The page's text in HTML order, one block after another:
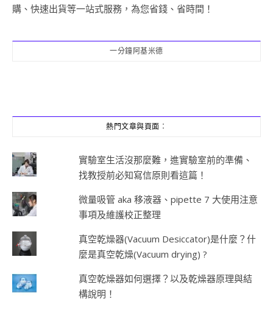
購、快速出貨等一站式服務，為您省錢、省時間！
一分鐘阿基米德
熱門文章與頁面︰
實驗室生活沒那麼難，進實驗室前的準備、
找教授前必知寫信原則看這篇！
微量吸管 aka 移液器、pipette 7 大使用注意
事項及維護校正整理
真空乾燥器(Vacuum Desiccator)是什麼？什
麼是真空乾燥(Vacuum drying) ?
真空乾燥器如何選擇？以及乾燥器原理與結
構說明！